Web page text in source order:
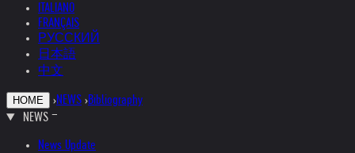
ITALIANO
FRANÇAIS
РУССКИЙ
日本語
中文
HOME ›NEWS ›Bibliography
NEWS
News Update